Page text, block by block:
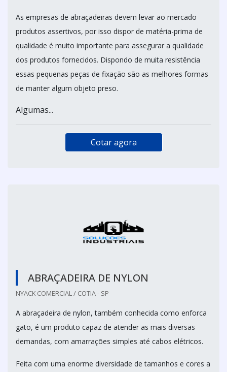
As empresas de abraçadeiras devem levar ao mercado
produtos assertivos, por isso dispor de matéria-prima de
qualidade é muito importante para assegurar a qualidade
dos produtos fornecidos. Dispondo de muita resistência
essas pequenas peças de fixação são as melhores formas
de manter algum objeto preso.
Algumas...
Cotar agora
ABRAÇADEIRA DE NYLON
NYACK COMERCIAL / COTIA - SP
A abraçadeira de nylon, também conhecida como enforca
gato, é um produto capaz de atender as mais diversas
demandas, com amarrações simples até cabos elétricos.
Feita com uma enorme diversidade de tamanhos e cores a